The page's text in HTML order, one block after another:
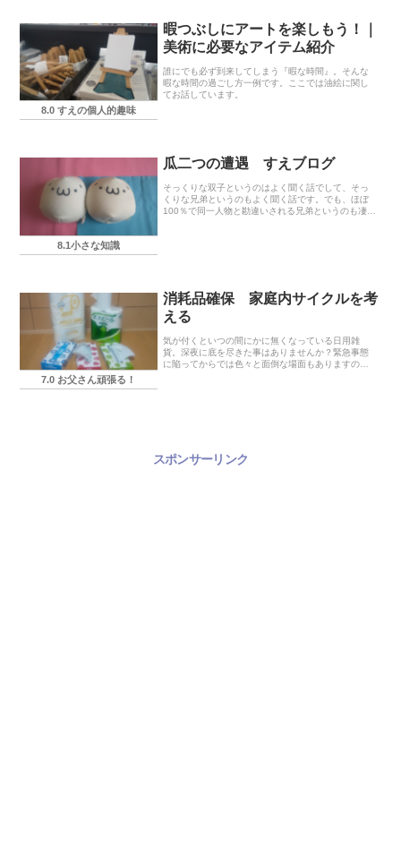
8.0 すえの個人的趣味
暇つぶしにアートを楽しもう！｜
美術に必要なアイテム紹介
誰にでも必ず到来してしまう『暇な時間』。そんな
暇な時間の過ごし方一例です。ここでは油絵に関し
てお話しています。
8.1小さな知識
瓜二つの遭遇 すえブログ
そっくりな双子というのはよく聞く話でして、そっ
くりな兄弟というのもよく聞く話です。でも、ほぼ
100％で同一人物と勘違いされる兄弟というのも凄い
7.0 お父さん頑張る！
消耗品確保 家庭内サイクルを考
える
気が付くといつの間にかに無くなっている日用雑
貨。深夜に底を尽きた事はありませんか？緊急事態
に陥ってからでは色々と面倒な場面もありますの
スポンサーリンク